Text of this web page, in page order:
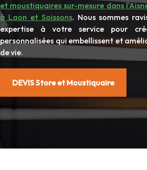
et moustiquaires sur-mesure dans
à Laon et Soissons. Nous sommes
expertise à votre service pour
personnalisées qui embellissent et
de vie.
DEVIS Store et Moustiquaire